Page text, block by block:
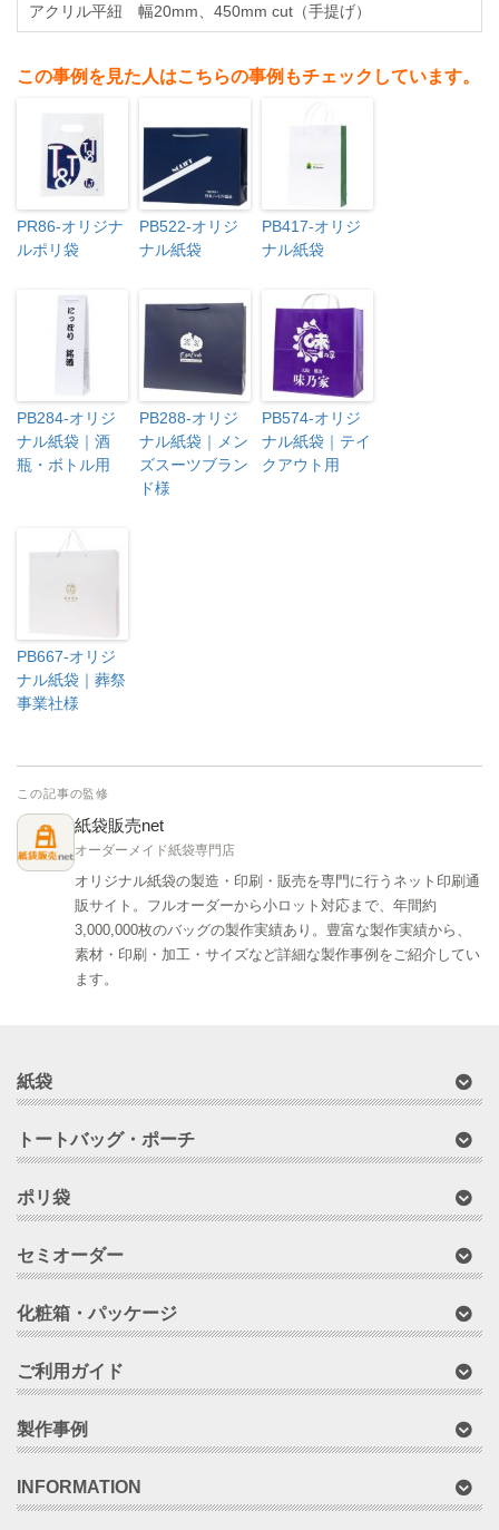
アクリル平紐 幅20mm、450mm cut（手提げ）
この事例を見た人はこちらの事例もチェックしています。
PR86-オリジナ
ルポリ袋
PB522-オリジ
ナル紙袋
PB417-オリジ
ナル紙袋
PB284-オリジ
ナル紙袋｜酒
瓶・ボトル用
PB288-オリジ
ナル紙袋｜メン
ズスーツブラン
ド様
PB574-オリジ
ナル紙袋｜テイ
クアウト用
PB667-オリジ
ナル紙袋｜葬祭
事業社様
この記事の監修
紙袋販売net
オーダーメイド紙袋専門店
オリジナル紙袋の製造・印刷・販売を専門に行うネット印刷通
販サイト。フルオーダーから小ロット対応まで、年間約
3,000,000枚のバッグの製作実績あり。豊富な製作実績から、
素材・印刷・加工・サイズなど詳細な製作事例をご紹介してい
ます。
紙袋
トートバッグ・ポーチ
ポリ袋
セミオーダー
化粧箱・パッケージ
ご利用ガイド
製作事例
INFORMATION